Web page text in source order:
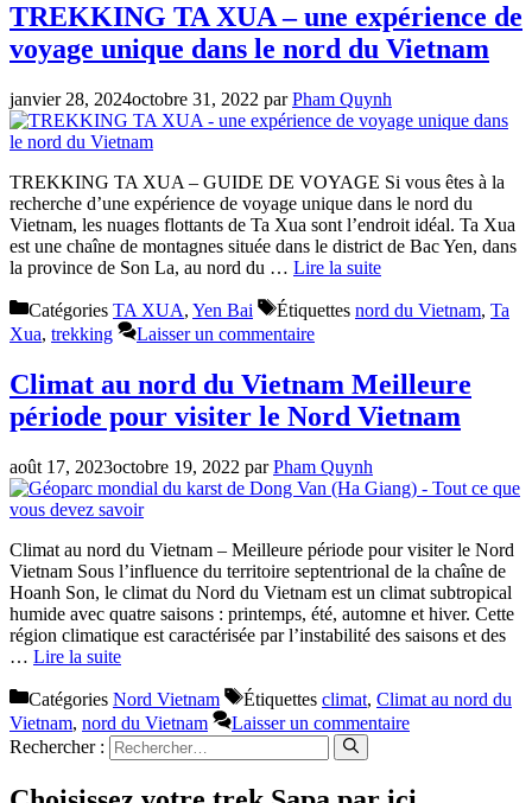
TREKKING TA XUA – une expérience de
voyage unique dans le nord du Vietnam
janvier 28, 2024octobre 31, 2022 parPham Quynh
TREKKING TA XUA – GUIDE DE VOYAGE Si vous êtes à la
recherche d’une expérience de voyage unique dans le nord du
Vietnam, les nuages flottants de Ta Xua sont l’endroit idéal. Ta Xua
est une chaîne de montagnes située dans le district de Bac Yen, dans
la province de Son La, au nord du … Lire la suite
Catégories TA XUA, Yen Bai Étiquettes nord du Vietnam, Ta
Xua, trekking Laisser un commentaire
Climat au nord du Vietnam Meilleure
période pour visiter le Nord Vietnam
août 17, 2023octobre 19, 2022 parPham Quynh
Climat au nord du Vietnam – Meilleure période pour visiter le Nord
Vietnam Sous l’influence du territoire septentrional de la chaîne de
Hoanh Son, le climat du Nord du Vietnam est un climat subtropical
humide avec quatre saisons : printemps, été, automne et hiver. Cette
région climatique est caractérisée par l’instabilité des saisons et des
… Lire la suite
Catégories Nord Vietnam Étiquettes climat, Climat au nord du
Vietnam, nord du Vietnam
Laisser un commentaire
Rechercher :